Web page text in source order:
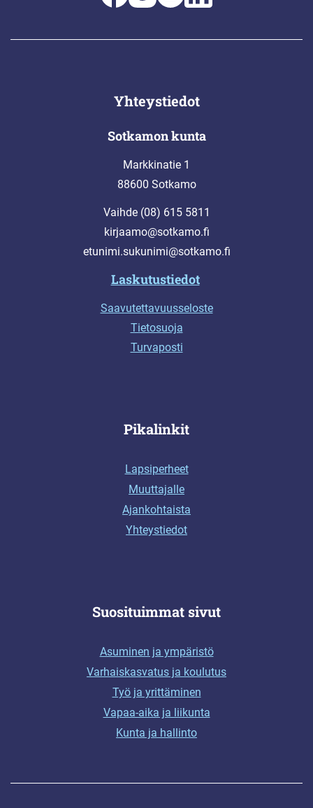
Yhteystiedot
Sotkamon kunta
Markkinatie 1
88600 Sotkamo
Vaihde (08) 615 5811
kirjaamo@sotkamo.fi
etunimi.sukunimi@sotkamo.fi
Laskutustiedot
Saavutettavuusseloste
Tietosuoja
Turvaposti
Pikalinkit
Lapsiperheet
Muuttajalle
Ajankohtaista
Yhteystiedot
Suosituimmat sivut
Asuminen ja ympäristö
Varhaiskasvatus ja koulutus
Työ ja yrittäminen
Vapaa-aika ja liikunta
Kunta ja hallinto